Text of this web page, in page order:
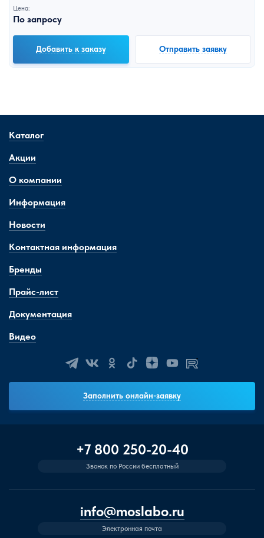
Цена:
По запросу
Добавить к заказу Отправить заявку
Каталог
Акции
О компании
Информация
Новости
Контактная информация
Бренды
Прайс-лист
Документация
Видео
Заполнить онлайн-заявку
+7 800 250-20-40
Звонок по России бесплатный
info@moslabo.ru
Электронная почта